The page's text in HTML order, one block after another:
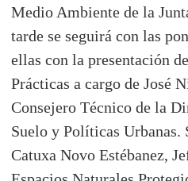
Medio Ambiente de la
tarde se seguirá con las
ellas con la presentación
Prácticas a cargo de José
Consejero Técnico de la
Suelo y Políticas Urbanas.
Catuxa Novo Estébanez,